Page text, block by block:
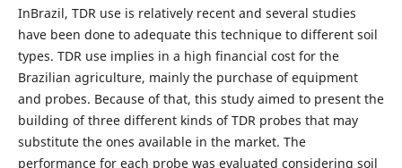
InBrazil, TDR use is relatively recent and several studies
have been done to adequate this technique to different soil
types. TDR use implies in a high financial cost for the
Brazilian agriculture, mainly the purchase of equipment
and probes. Because of that, this study aimed to present the
building of three different kinds of TDR probes that may
substitute the ones available in the market. The
performance for each probe was evaluated considering soil